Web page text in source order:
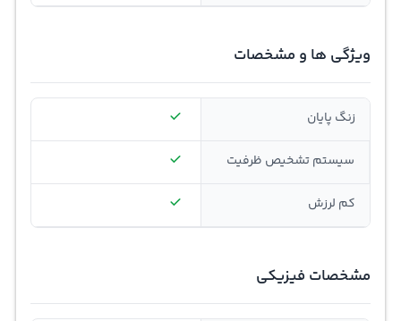
ویژگی ها و مشخصات
زنگ پایان
سیستم تشخیص ظرفیت
کم لرزش
مشخصات فیزیکی